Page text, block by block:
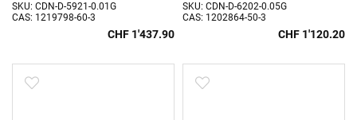
SKU: CDN-D-5921-0.01G
CAS: 1219798-60-3
CHF 1'437.90
SKU: CDN-D-6202-0.05G
CAS: 1202864-50-3
CHF 1'120.20